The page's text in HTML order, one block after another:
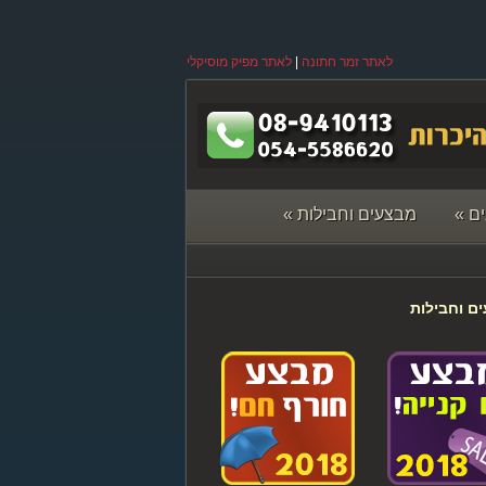
לאתר זמר חתונה לאתר מפיק מוסיקלי
» מבצעים וחבילות »
וחבילות